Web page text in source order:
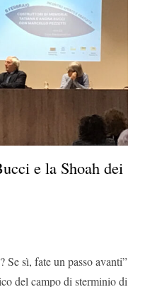
e la Shoah dei
Se sì, fate un passo avanti”
del campo di sterminio di